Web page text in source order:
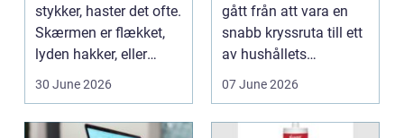
stykker, haster det ofte.
Skærmen er flækket,
lyden hakker, eller
batteriet løber ...
30 June 2026
gått från att vara en
snabb kryssruta till ett
av hushållets
viktigaste ekonom...
07 June 2026